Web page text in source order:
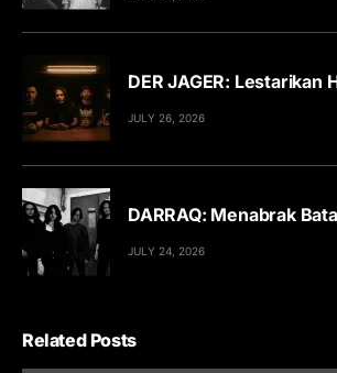
DER JAGER: Lestarikan
JULY 26, 2026
DARRAQ: Menabrak
JULY 24, 2026
Related Posts